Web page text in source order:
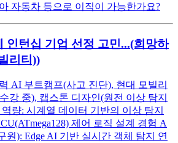
자동차 등으로 이직이 가능한가요?
인턴십 기업 선정 고민...(희망하
리티))
AI 부트캠프(사고 진단), 현대 모빌리
강 중), 캡스톤 디자인(원전 이상 탐지
량: 시계열 데이터 기반의 이상 탐지
제어 로직 설계 경험 A
원): Edge AI 기반 실시간 객체 탐지 연